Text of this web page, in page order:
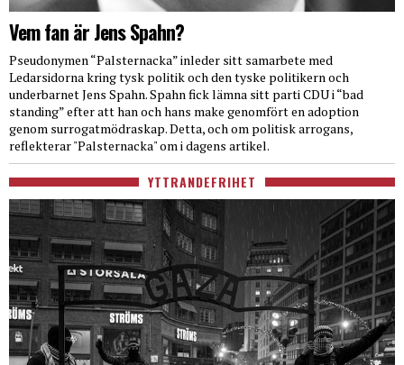
Vem fan är Jens Spahn?
Pseudonymen “Palsternacka” inleder sitt samarbete med
Ledarsidorna kring tysk politik och den tyske politikern och
underbarnet Jens Spahn. Spahn fick lämna sitt parti CDU i “bad
standing” efter att han och hans make genomfört en adoption
genom surrogatmödraskap. Detta, och om politisk arrogans,
reflekterar "Palsternacka" om i dagens artikel.
YTTRANDEFRIHET